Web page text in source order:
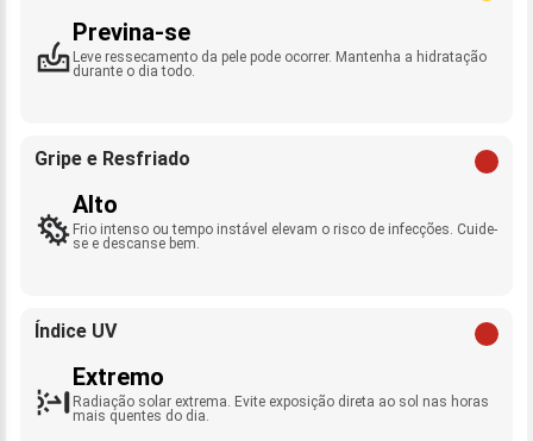
Previna-se
Leve ressecamento da pele pode ocorrer. Mantenha a hidratação
durante o dia todo.
Gripe e Resfriado
Alto
Frio intenso ou tempo instável elevam o risco de infecções. Cuide-
se e descanse bem.
Índice UV
Extremo
Radiação solar extrema. Evite exposição direta ao sol nas horas
mais quentes do dia.